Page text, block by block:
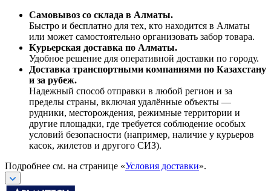
Самовывоз со склада в Алматы.
Быстро и бесплатно для тех, кто находится в Алматы
или может самостоятельно организовать забор товара.
Курьерская доставка по Алматы.
Удобное решение для оперативной доставки по городу.
Доставка транспортными компаниями по Казахстану
и за рубеж.
Надежный способ отправки в любой регион и за
пределы страны, включая удалённые объекты —
рудники, месторождения, режимные территории и
другие площадки, где требуется соблюдение особых
условий безопасности (например, наличие у курьеров
касок, жилетов и другого СИЗ).
Подробнее см. на странице «Условия доставки».